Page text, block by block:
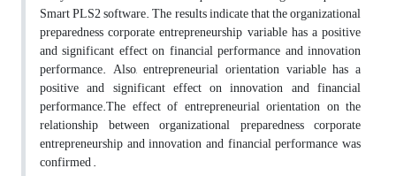
Smart PLS2 software. The results indicate that the organizational
preparedness corporate entrepreneurship variable has a positive
and significant effect on financial performance and innovation
performance. Also, entrepreneurial orientation variable has a
positive and significant effect on innovation and financial
performance.The effect of entrepreneurial orientation on the
relationship between organizational preparedness corporate
entrepreneurship and innovation and financial performance was
confirmed .